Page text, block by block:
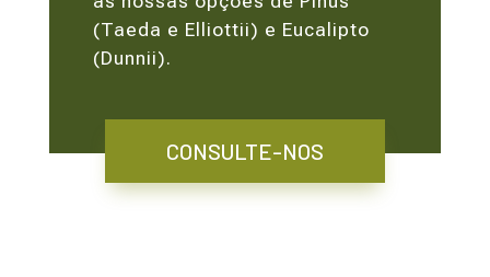
(Taeda e Elliottii) e Eucalipto
(Dunnii).
CONSULTE-NOS